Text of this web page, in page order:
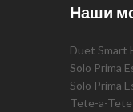
Наши
Duet Smart
Solo Prima
Solo Prima
Tete-a-Tete